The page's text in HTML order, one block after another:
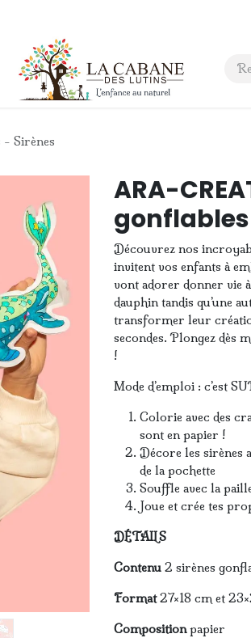
Contact
Sirènes
ARA-
Découvrez nos
invitent vos enfants à
vont adorer donner vie
dauphin tandis qu’une
transformer leur
secondes. Plongez dès
!
Mode d’emploi : c’est
Colorie avec des
sont en papier !
Décore les sirènes
de la pochette
Souffle avec la
Joue et crée tes
DÉTAILS
Contenu 2 sirènes
Format27×18 cm et
Compositionpapier